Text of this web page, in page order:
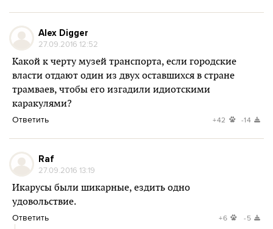
Alex Digger
27.09.2016 12:52
Какой к черту музей транспорта, если городские
власти отдают один из двух оставшихся в стране
трамваев, чтобы его изгадили идиотскими
каракулями?
Ответить +42 -14
Raf
27.09.2016 13:19
Икарусы были шикарные, ездить одно
удовольствие.
Ответить +6 -5